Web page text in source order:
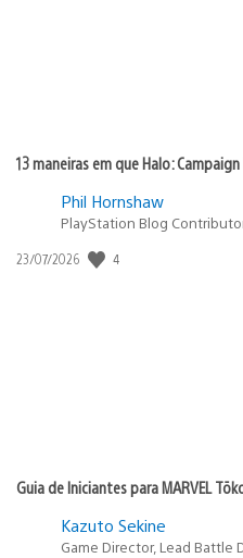
13 maneiras em que Halo:
Phil Hornshaw
PlayStation Blog
Data
23/07/2026 4
Guia de Iniciantes para MARVEL
Kazuto Sekine
Game Director, Lead Battle